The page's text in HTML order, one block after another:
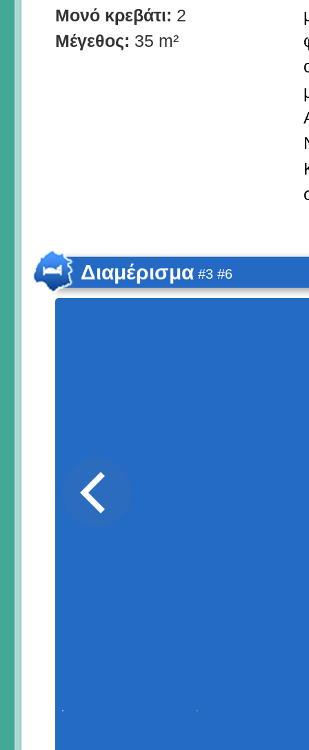
Μονό κρεβάτι: 2
Μέγεθος: 35 m²
Διαμέρισμα #3 #6